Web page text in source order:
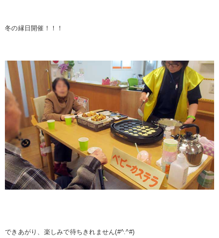
冬の縁日開催！！！
できあがり、楽しみで待ちきれません(#^.^#)